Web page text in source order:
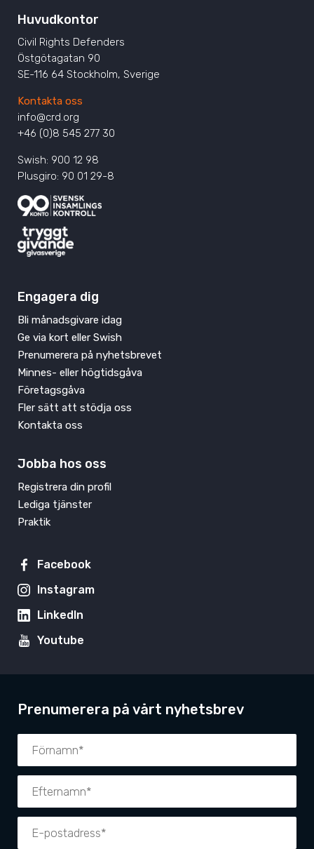
Huvudkontor
Civil Rights Defenders
Östgötagatan 90
SE-116 64 Stockholm, Sverige
Kontakta oss
info@crd.org
+46 (0)8 545 277 30
Swish: 900 12 98
Plusgiro: 90 01 29-8
Engagera dig
Bli månadsgivare idag
Ge via kort eller Swish
Prenumerera på nyhetsbrevet
Minnes- eller högtidsgåva
Företagsgåva
Fler sätt att stödja oss
Kontakta oss
Jobba hos oss
Registrera din profil
Lediga tjänster
Praktik
Facebook
Instagram
LinkedIn
Youtube
Prenumerera på vårt nyhetsbrev